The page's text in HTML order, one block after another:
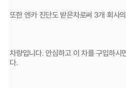
또한 엔카 진단도 받은차로써 3개 회사
차량입니다. 안심하고 이 차를 구입하시
다.